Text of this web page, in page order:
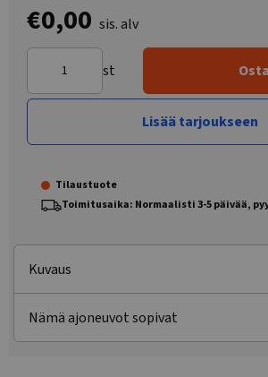
€0,00 sis. alv
st
Lisää tarjoukseen
Tilaustuote
Toimitusaika: Normaalisti 3-5 päivää,
Kuvaus
Nämä ajoneuvot sopivat